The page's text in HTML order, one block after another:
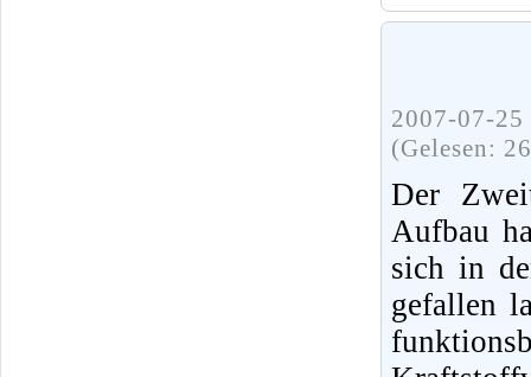
2007-07-
(Gelesen:
Der
Aufbau
sich in
gefallen